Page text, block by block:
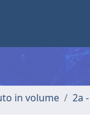
in volume 2a